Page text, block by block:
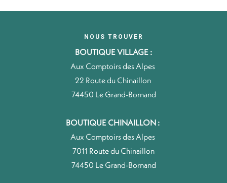
NOUS TROUVER
BOUTIQUE VILLAGE :
Aux Comptoirs des Alpes
22 Route du Chinaillon
74450 Le Grand-Bornand
BOUTIQUE CHINAILLON :
Aux Comptoirs des Alpes
7011 Route du Chinaillon
74450 Le Grand-Bornand